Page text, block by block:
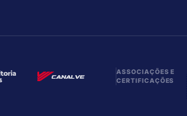
ASSOCIAÇÕES E
CERTIFICAÇÕES